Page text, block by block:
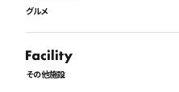
グルメ
その他施設